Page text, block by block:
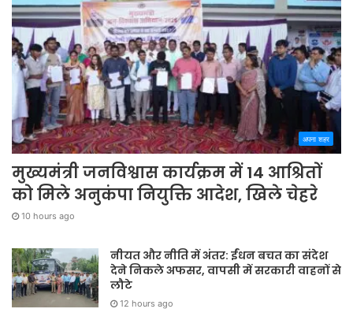
अपना शहर
मुख्यमंत्री जनविश्वास कार्यक्रम में 14 आश्रितों
को मिले अनुकंपा नियुक्ति आदेश, खिले चेहरे
10 hours ago
नीयत और नीति में अंतर: ईंधन बचत का संदेश
देने निकले अफसर, वापसी में सरकारी वाहनों से
लौटे
12 hours ago